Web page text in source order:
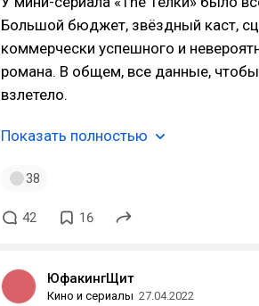
Большой бюджет, звёздный каст,
коммерчески успешного и
романа. В общем, все данные,
взлетело.
Показать полностью
38
42 16
ЮфакингЩит
Кино и сериалы 27.04.2022